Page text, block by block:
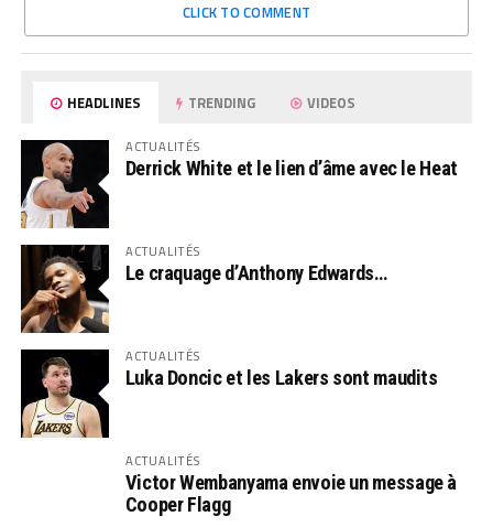
CLICK TO COMMENT
HEADLINES TRENDING VIDEOS
ACTUALITÉS
Derrick White et le lien d’âme avec le Heat
ACTUALITÉS
Le craquage d’Anthony Edwards…
ACTUALITÉS
Luka Doncic et les Lakers sont maudits
ACTUALITÉS
Victor Wembanyama envoie un message à
Cooper Flagg